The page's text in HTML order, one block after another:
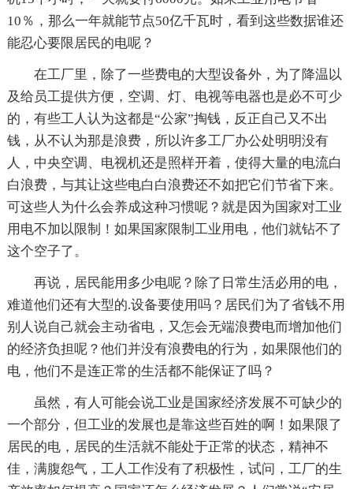
10％，那么一年就能节点50亿千瓦时，看到这些数据谁还
能忍心要限居民的电呢？
在工厂里，除了一些费电的大型设备外，为了降温以
及给员工提供方便，空调、灯、电视等电器也是必不可少
的，有些工人认为这都是“公家”掏钱，反正自己又不出
钱，从不认为那是浪费，所以许多工厂办公处明明没有
人，中央空调、电视机还是照样开着，使得大量的电流白
白浪费，与其让这些电白白浪费还不如把它们节省下来。
可这些人为什么会养成这种习惯呢？就是因为国家对工业
用电不加以限制！如果国家限制工业用电，他们就钻不了
这个空子了。
再说，居民能用多少电呢？除了日常生活必用的电，
难道他们还有大型的.设备要使用吗？居民们为了省钱不用
别人说自己就会主动省电，又怎会无端浪费电而增加他们
的经济负担呢？他们并没有浪费电的行为，如果限他们的
电，他们不是连正常的生活都不能保证了吗？
虽然，有人可能会说工业是国家经济发展不可缺少的
一个部分，但工业的发展也是靠这些百姓的啊！如果限了
居民的电，居民的生活就不能处于正常的状态，精神不
佳，满腹怨气，工人工作没有了积极性，试问，工厂的生